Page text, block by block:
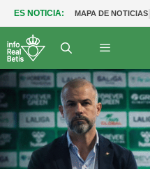
ES NOTICIA: MAPA DE NOTICIAS|